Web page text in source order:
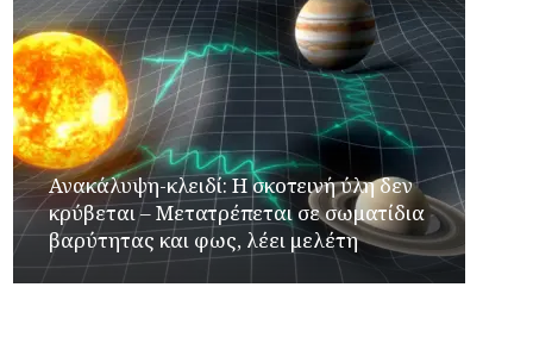
Ανακάλυψη-κλειδί: Η σκοτεινή ύλη δεν
κρύβεται – Μετατρέπεται σε σωματίδια
βαρύτητας και φως, λέει μελέτη